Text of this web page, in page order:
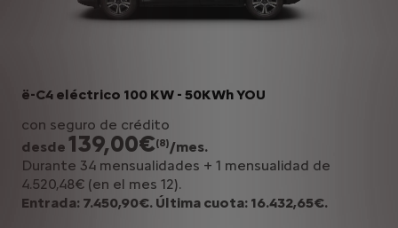
ë-C4 eléctrico 100 KW - 50KWh YOU
con seguro de crédito
desde 139,00€(8)/mes.
Durante 34 mensualidades + 1 mensualidad de
4.520,48€ (en el mes 12).
Entrada: 7.450,90€. Última cuota: 16.432,65€.